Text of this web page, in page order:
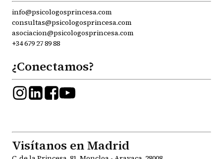
info@psicologosprincesa.com
consultas@psicologosprincesa.com
asociacion@psicologosprincesa.com
+34 679 27 89 88
¿Conectamos?
Visítanos en Madrid